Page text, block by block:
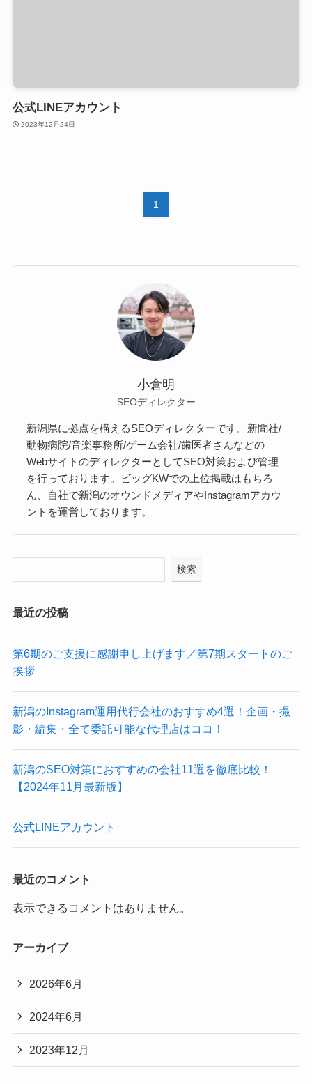
公式LINEアカウント
2023年12月24日
1
小倉明
SEOディレクター
新潟県に拠点を構えるSEOディレクターです。新聞社/
動物病院/音楽事務所/ゲーム会社/歯医者さんなどの
WebサイトのディレクターとしてSEO対策および管理
を行っております。ビッグKWでの上位掲載はもちろ
ん、自社で新潟のオウンドメディアやInstagramアカウ
ントを運営しております。
検索
最近の投稿
第6期のご支援に感謝申し上げます／第7期スタートのご
挨拶
新潟のInstagram運用代行会社のおすすめ4選！企画・撮
影・編集・全て委託可能な代理店はココ！
新潟のSEO対策におすすめの会社11選を徹底比較！
【2024年11月最新版】
公式LINEアカウント
最近のコメント
表示できるコメントはありません。
アーカイブ
2026年6月
2024年6月
2023年12月